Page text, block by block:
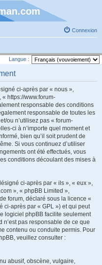
Connexion
Langue :
ci-après par « nous »,
https://www.forum-
responsable des conditions
responsable de toutes les
ou n’utilisez pas « forum-
ci à n’importe quel moment et
bien qu’il soit prudent de
Si vous continuez d’utiliser
ont été effectués, vous
conditions découlant des mises à
ci-après par « ils », « eux »,
», « phpBB Limited »,
forum, déclaré sous la licence «
ci-après par « GPL ») et qui peut
logiciel phpBB facilite seulement
n’est pas responsable de ce que
contenu ou conduite permis. Pour
veuillez consulter :
abusif, obscène, vulgaire,